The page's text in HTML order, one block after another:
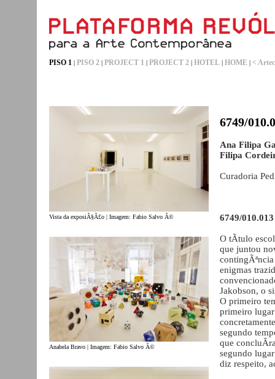
PISO 1 | PISO 2 | PROJECT 1 | PROJECT 2 | HOTEL | HOME | <
Vista da exposiÃ§Ã£o | Imagem: Fabio Salvo Â©
Anabela Bravo | Imagem: Fabio Salvo Â©
6749/
Ana Filipa
Filipa
Curadoria
6749/010.013
O tÃ­tulo
que juntou
enigmas
Jakobson, o
O primeiro
primeiro
segundo
que
segundo
diz respeito,